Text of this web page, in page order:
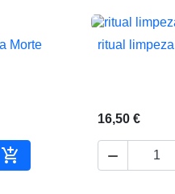
Morte

Adicionar ao carrinho

ritual
16,50 €
